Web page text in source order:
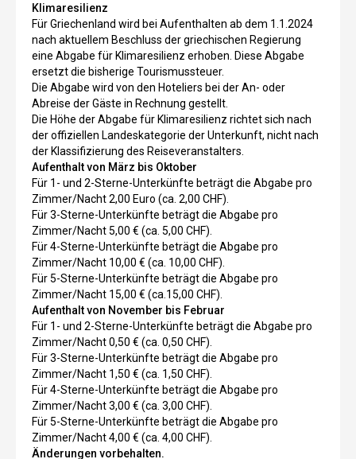
Klimaresilienz
Für Griechenland wird bei Aufenthalten ab dem 1.1.2024
nach aktuellem Beschluss der griechischen Regierung
eine Abgabe für Klimaresilienz erhoben. Diese Abgabe
ersetzt die bisherige Tourismussteuer.
Die Abgabe wird von den Hoteliers bei der An- oder
Abreise der Gäste in Rechnung gestellt.
Die Höhe der Abgabe für Klimaresilienz richtet sich nach
der offiziellen Landeskategorie der Unterkunft, nicht nach
der Klassifizierung des Reiseveranstalters.
Aufenthalt von März bis Oktober
Für 1- und 2-Sterne-Unterkünfte beträgt die Abgabe pro
Zimmer/Nacht 2,00 Euro (ca. 2,00 CHF).
Für 3-Sterne-Unterkünfte beträgt die Abgabe pro
Zimmer/Nacht 5,00 € (ca. 5,00 CHF).
Für 4-Sterne-Unterkünfte beträgt die Abgabe pro
Zimmer/Nacht 10,00 € (ca. 10,00 CHF).
Für 5-Sterne-Unterkünfte beträgt die Abgabe pro
Zimmer/Nacht 15,00 € (ca.15,00 CHF).
Aufenthalt von November bis Februar
Für 1- und 2-Sterne-Unterkünfte beträgt die Abgabe pro
Zimmer/Nacht 0,50 € (ca. 0,50 CHF).
Für 3-Sterne-Unterkünfte beträgt die Abgabe pro
Zimmer/Nacht 1,50 € (ca. 1,50 CHF).
Für 4-Sterne-Unterkünfte beträgt die Abgabe pro
Zimmer/Nacht 3,00 € (ca. 3,00 CHF).
Für 5-Sterne-Unterkünfte beträgt die Abgabe pro
Zimmer/Nacht 4,00 € (ca. 4,00 CHF).
Änderungen vorbehalten.